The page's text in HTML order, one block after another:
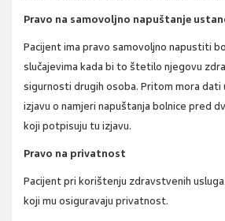
Pravo na samovoljno napuštanje
Pacijent ima pravo samovoljno napustiti
slučajevima kada bi to štetilo njegovu
sigurnosti drugih osoba. Pritom mora dati
izjavu o namjeri napuštanja bolnice pred
koji potpisuju tu izjavu.
Pravo na privatnost
Pacijent pri korištenju zdravstvenih
koji mu osiguravaju privatnost.